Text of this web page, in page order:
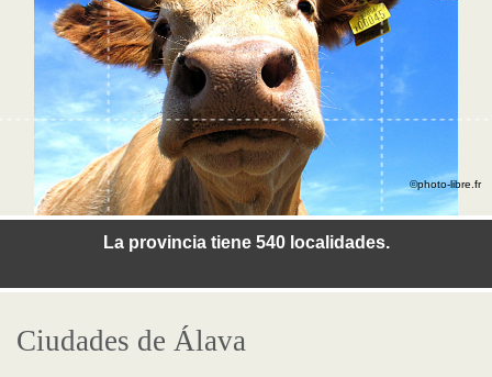
La provincia tiene 540 localidades.
©photo-libre.fr
Ciudades de Álava